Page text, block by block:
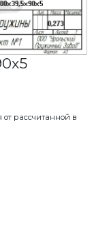
рассчитанной в